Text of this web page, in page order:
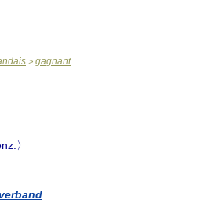
> gagnant
〉